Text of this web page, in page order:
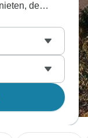
de
Zhangjiajie
beiden
perfect is
de wereld
alle tours